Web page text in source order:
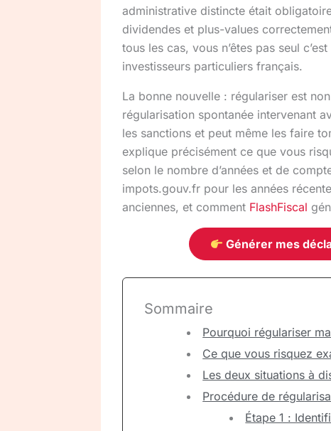
administrative distincte était
dividendes et plus-values
tous les cas, vous n’êtes pas seul
investisseurs particuliers français.
La bonne nouvelle : régulariser est
régularisation spontanée intervenant
les sanctions et peut même les faire
explique précisément ce que vous
selon le nombre d’années et de
impots.gouv.fr pour les années
anciennes, et comment FlashFiscal
Générer mes
Sommaire
Pourquoi régulariser
Ce que vous risquez
Les deux situations à
Procédure de
Étape 1 :